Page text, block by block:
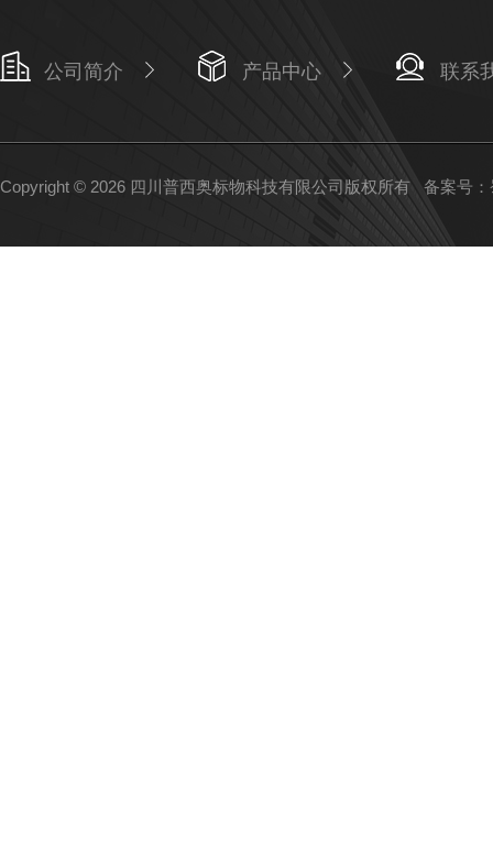
公司简介 产品中心 联系
Copyright © 2026 四川普西奥标物科技有限公司版权所有 备案号：